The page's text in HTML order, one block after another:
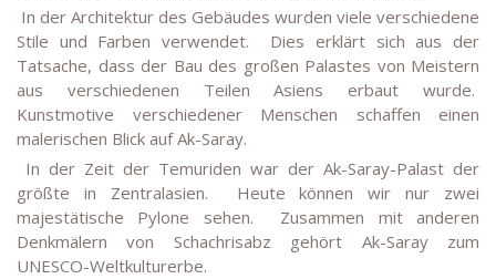
In der Architektur des Gebäudes wurden viele verschiedene
Stile und Farben verwendet.
Dies erklärt sich aus der
Tatsache, dass der Bau des großen Palastes von Meistern
aus verschiedenen Teilen Asiens erbaut wurde.
Kunstmotive verschiedener Menschen schaffen einen
malerischen Blick auf Ak-Saray.
In der Zeit der Temuriden war der Ak-Saray-Palast der
größte in Zentralasien.
Heute können wir nur zwei
majestätische Pylone sehen.
Zusammen mit anderen
Denkmälern von Schachrisabz gehört Ak-Saray zum
UNESCO-Weltkulturerbe.